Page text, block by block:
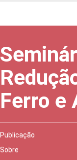
Ferro e
Publicação
Sobre